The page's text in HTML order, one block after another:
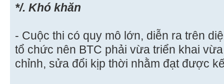
*/. Khó khăn
- Cuộc thi có quy mô lớn, diễn ra trên
tổ chức nên BTC phải vừa triển khai
chỉnh, sửa đổi kịp thời nhằm đạt được